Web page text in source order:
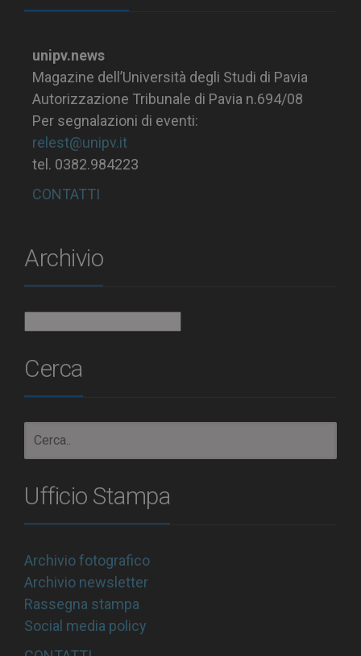
unipv.news
Magazine dell’Università degli Studi di Pavia
Autorizzazione Tribunale di Pavia n.694/08
Per segnalazioni di eventi:
relest@unipv.it
tel. 0382.984223
CONTATTI
Archivio
Cerca
Ufficio Stampa
Archivio fotografico
Archivio newsletter
Rassegna stampa
Social media policy